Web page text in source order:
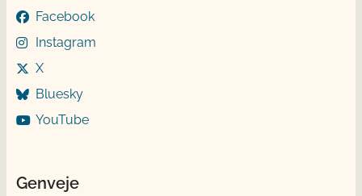
Facebook
Instagram
X
Bluesky
YouTube
Genveje